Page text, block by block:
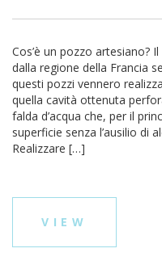
Cos’è un pozzo artesiano?
dalla regione della Francia
questi pozzi vennero
quella cavità ottenuta
falda d’acqua che, per il
superficie senza l’ausilio di
Realizzare […]
VIEW